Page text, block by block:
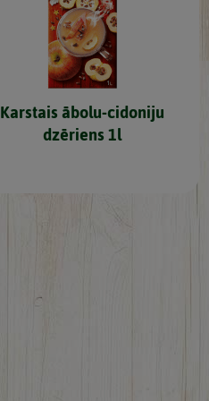
Karstais ābolu-cidoniju
dzēriens 1l